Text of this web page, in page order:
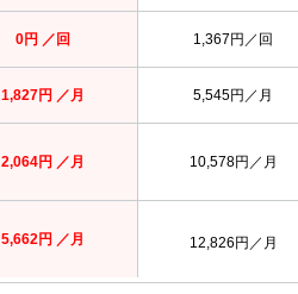
0円 ／回 1,367円／回
1,827円 ／月 5,545円／月
2,064円 ／月 10,578円／月
5,662円 ／月 12,826円／月